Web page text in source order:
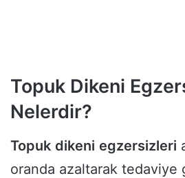
Topuk Dikeni
Nelerdir?
Topuk dikeni egzersizleri
oranda azaltarak tedaviye